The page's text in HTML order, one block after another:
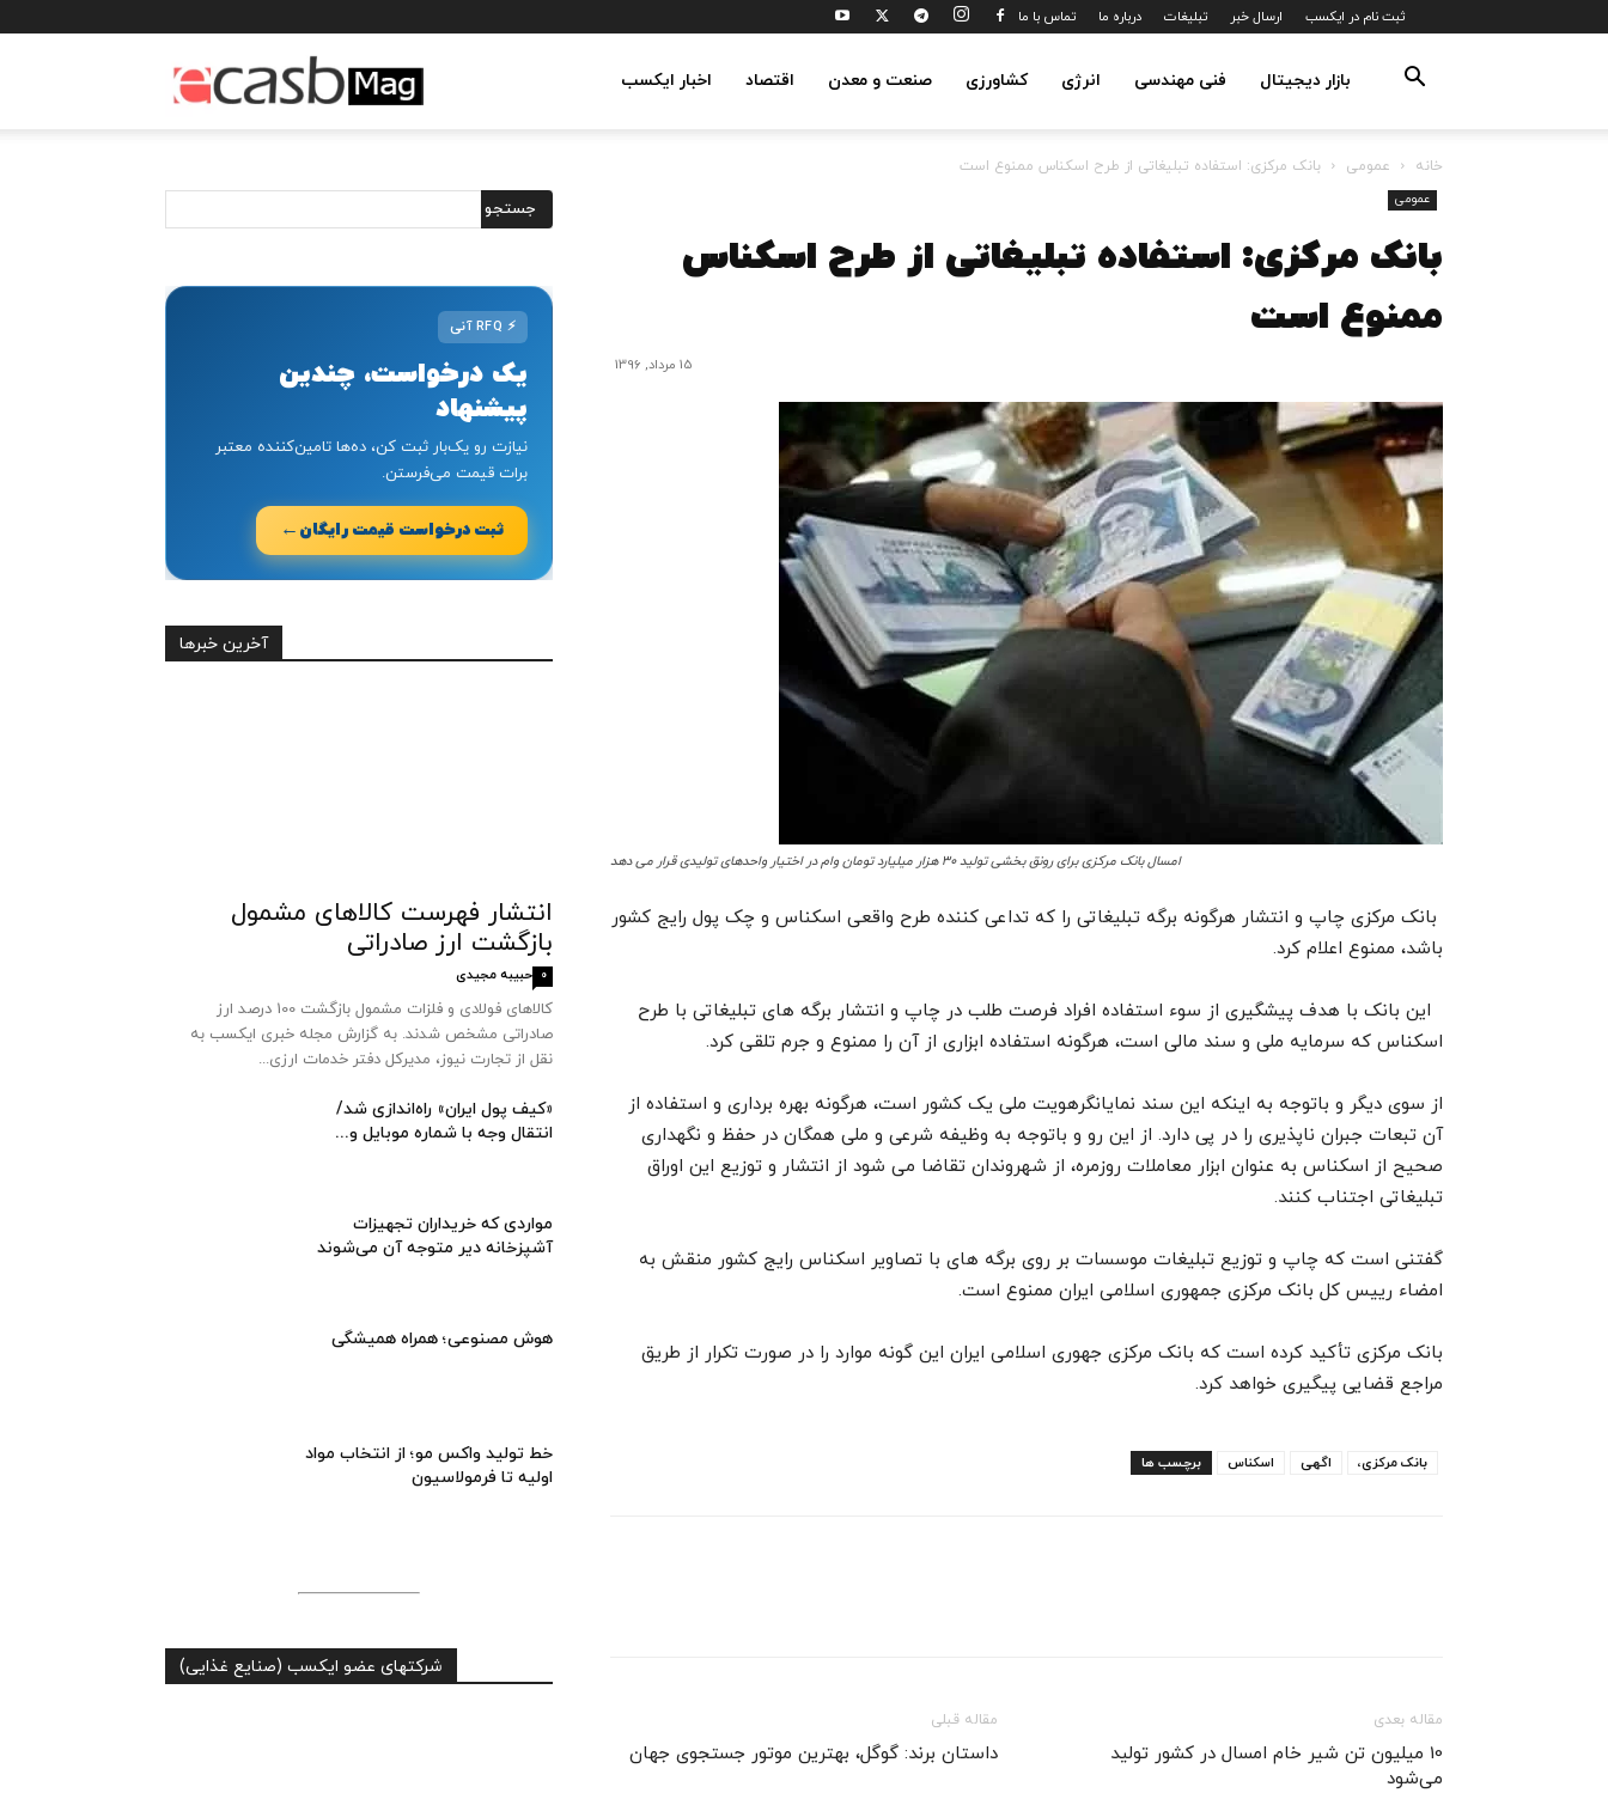
ثبت نام در ایکسب ارسال خبر تبلیغات درباره ما تماس با ما
اخبار ایکسب اقتصاد صنعت و معدن کشاورزی انرژی فنی مهندسی بازار دیجیتال
خانه عمومی بانک مرکزی: استفاده تبلیغاتی از طرح اسکناس ممنوع است
عمومی
بانک مرکزی: استفاده تبلیغاتی از طرح اسکناس
ممنوع است
15 مرداد, 1396
امسال بانک مرکزی برای رونق بخشی تولید 30 هزار میلیارد تومان وام در اختیار واحدهای تولیدی قرار می دهد
بانک مرکزی چاپ و انتشار هرگونه برگه تبلیغاتی را که تداعی کننده طرح واقعی اسکناس و چک پول رایج کشور
باشد، ممنوع اعلام کرد.
این بانک با هدف پیشگیری از سوء استفاده افراد فرصت طلب در چاپ و انتشار برگه های تبلیغاتی با طرح
اسکناس که سرمایه ملی و سند مالی است، هرگونه استفاده ابزاری از آن را ممنوع و جرم تلقی کرد.
از سوی دیگر و باتوجه به اینکه این سند نمایانگرهویت ملی یک کشور است، هرگونه بهره برداری و استفاده از
آن تبعات جبران ناپذیری را در پی دارد. از این رو و باتوجه به وظیفه شرعی و ملی همگان در حفظ و نگهداری
صحیح از اسکناس به عنوان ابزار معاملات روزمره، از شهروندان تقاضا می شود از انتشار و توزیع این اوراق
تبلیغاتی اجتناب کنند.
گفتنی است که چاپ و توزیع تبلیغات موسسات بر روی برگه های با تصاویر اسکناس رایج کشور منقش به
امضاء رییس کل بانک مرکزی جمهوری اسلامی ایران ممنوع است.
بانک مرکزی تأکید کرده است که بانک مرکزی جهوری اسلامی ایران این گونه موارد را در صورت تکرار از طریق
مراجع قضایی پیگیری خواهد کرد.
برچسب ها اسکناس اگهی بانک مرکزی،
مقاله قبلی
داستان برند: گوگل، بهترین موتور جستجوی جهان
مقاله بعدی
10 میلیون تن شیر خام امسال در کشور تولید
می‌شود
⚡
یک درخواست، چندین
پیشنهاد
نیازت رو یک‌بار ثبت کن، ده‌ها تامین‌کننده معتبر
برات قیمت می‌فرستن.
ثبت درخواست قیمت رایگان ←
آخرین خبرها
انتشار فهرست کالاهای مشمول
بازگشت ارز صادراتی
حبیبه مجیدی 0
کالاهای فولادی و فلزات مشمول بازگشت 100 درصد ارز
صادراتی مشخص شدند. به گزارش مجله خبری ایکسب به
نقل از تجارت نیوز، مدیرکل دفتر خدمات ارزی...
«کیف پول ایران» راه‌اندازی شد/
انتقال وجه با شماره موبایل و...
مواردی که خریداران تجهیزات
آشپزخانه دیر متوجه آن می‌شوند
هوش مصنوعی؛ همراه همیشگی
خط تولید واکس مو؛ از انتخاب مواد
اولیه تا فرمولاسیون
شرکتهای عضو ایکسب (صنایع غذایی)